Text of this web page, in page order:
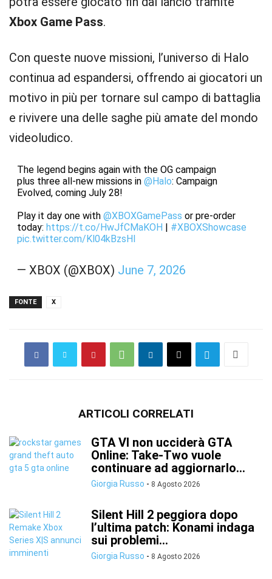
Xbox Game Pass.
Con queste nuove missioni, l’universo di Halo
continua ad espandersi, offrendo ai giocatori un
motivo in più per tornare sul campo di battaglia
e rivivere una delle saghe più amate del mondo
videoludico.
The legend begins again with the OG campaign
plus three all-new missions in @Halo: Campaign
Evolved, coming July 28!
Play it day one with @XBOXGamePass or pre-order
today: https://t.co/HwJfCMaKOH | #XBOXShowcase
pic.twitter.com/Kl04kBzsHl
— XBOX (@XBOX) June 7, 2026
FONTE X
ARTICOLI CORRELATI
GTA VI non ucciderà GTA
Online: Take-Two vuole
continuare ad aggiornarlo...
Giorgia Russo - 8 Agosto 2026
Silent Hill 2 peggiora dopo
l’ultima patch: Konami indaga
sui problemi...
Giorgia Russo - 8 Agosto 2026